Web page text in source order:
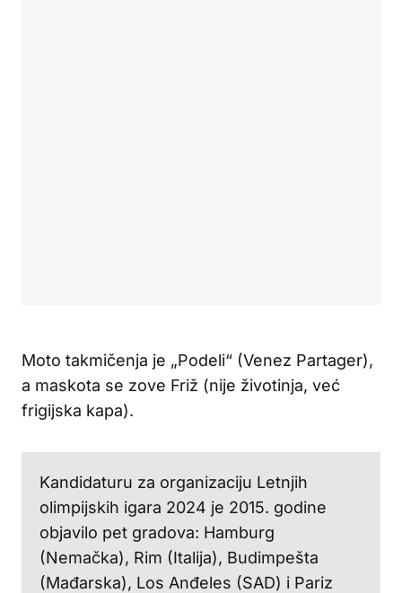
Moto takmičenja je „Podeli“ (Venez Partager),
a maskota se zove Friž (nije životinja, već
frigijska kapa).
Kandidaturu za organizaciju Letnjih
olimpijskih igara 2024 je 2015. godine
objavilo pet gradova: Hamburg
(Nemačka), Rim (Italija), Budimpešta
(Mađarska), Los Anđeles (SAD) i Pariz